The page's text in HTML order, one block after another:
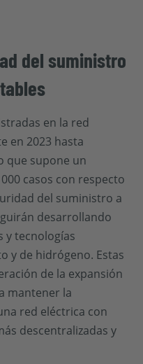
del suministro
en la red
en 2023 hasta
que supone un
casos con respecto
del suministro a
desarrollando
y tecnologías
y de hidrógeno. Estas
de la expansión
mantener la
red eléctrica con
descentralizadas y